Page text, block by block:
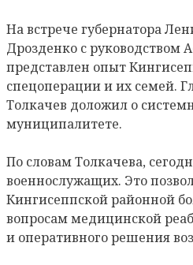
На встрече губернатора
Дрозденко с руководством
представлен опыт
спецоперации и их семей.
Толкачев доложил о
муниципалитете.
По словам Толкачева,
военнослужащих. Это
Кингисеппской районной
вопросам медицинской
и оперативного решения